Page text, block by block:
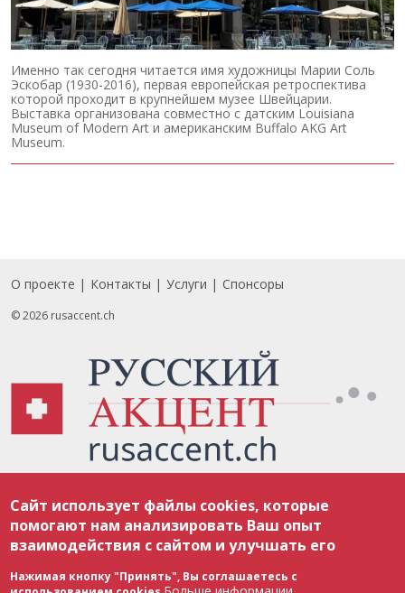
Именно так сегодня читается имя художницы Марии Соль
Эскобар (1930-2016), первая европейская ретроспектива
которой проходит в крупнейшем музее Швейцарии.
Выставка организована совместно с датским Louisiana
Museum of Modern Art и американским Buffalo AKG Art
Museum.
Footer
О проекте Контакты Услуги Спонсоры
© 2026 rusaccent.ch
соответствии с законодательством Швейцарии об авторском праве и
международными соглашениями. Полное или частичное использование
материалов возможно только с разрешения редакции. В случае полного
или частичного воспроизведения материалов сайта rusaccent.ch,
ОБЯЗАТЕЛЬНА АКТИВНАЯ ГИПЕРССЫЛКА на конкретный заимствованный
текст. Фотоизображения, размещенные редакцией rusaccent.ch, являются
ее исключительной собственностью. Полное или частичное
Сайт использует файлы cookies, которые
помогают нам анализировать Ваш опыт
взаимодействия с сайтом и улучшать его
Нажимая кнопку "Принять", Вы соглашаетесь с